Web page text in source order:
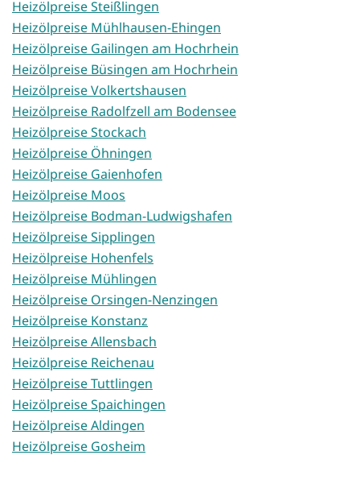
Heizölpreise Steißlingen
Heizölpreise Mühlhausen-Ehingen
Heizölpreise Gailingen am Hochrhein
Heizölpreise Büsingen am Hochrhein
Heizölpreise Volkertshausen
Heizölpreise Radolfzell am Bodensee
Heizölpreise Stockach
Heizölpreise Öhningen
Heizölpreise Gaienhofen
Heizölpreise Moos
Heizölpreise Bodman-Ludwigshafen
Heizölpreise Sipplingen
Heizölpreise Hohenfels
Heizölpreise Mühlingen
Heizölpreise Orsingen-Nenzingen
Heizölpreise Konstanz
Heizölpreise Allensbach
Heizölpreise Reichenau
Heizölpreise Tuttlingen
Heizölpreise Spaichingen
Heizölpreise Aldingen
Heizölpreise Gosheim